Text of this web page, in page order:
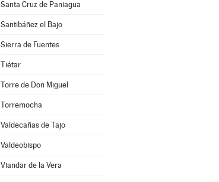
Santa Cruz de Paniagua
Santibáñez el Bajo
Sierra de Fuentes
Tiétar
Torre de Don Miguel
Torremocha
Valdecañas de Tajo
Valdeobispo
Viandar de la Vera